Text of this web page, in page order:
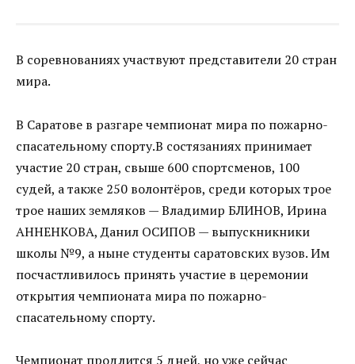
В соревнованиях участвуют представители 20 стран
мира.
В Саратове в разгаре чемпионат мира по пожарно-
спасательному спорту.В состязаниях принимает
участие 20 стран, свыше 600 спортсменов, 100
судей, а также 250 волонтёров, среди которых трое
трое наших земляков — Владимир БЛИНОВ, Ирина
АННЕНКОВА, Данил ОСИПОВ — выпускникники
школы №9, а ныне студенты саратовских вузов. Им
посчастливилось принять участие в церемонии
открытия чемпионата мира по пожарно-
спасательному спорту.
Чемпионат продлится 5 дней, но уже сейчас